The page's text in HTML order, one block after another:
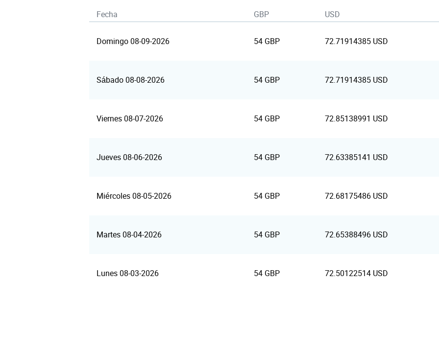
Fecha GBP USD
Domingo 08-09-2026 54 GBP 72.71914385 USD
Sábado 08-08-2026 54 GBP 72.71914385 USD
Viernes 08-07-2026 54 GBP 72.85138991 USD
Jueves 08-06-2026 54 GBP 72.63385141 USD
Miércoles 08-05-2026 54 GBP 72.68175486 USD
Martes 08-04-2026 54 GBP 72.65388496 USD
Lunes 08-03-2026 54 GBP 72.50122514 USD